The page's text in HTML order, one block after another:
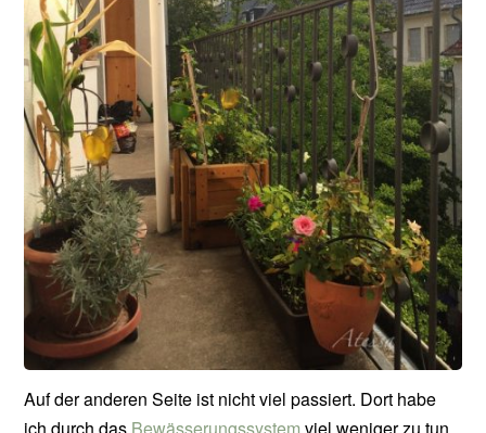
Auf der anderen Seite ist nicht viel passiert. Dort habe
ich durch das Bewässerungssystem viel weniger zu tun,